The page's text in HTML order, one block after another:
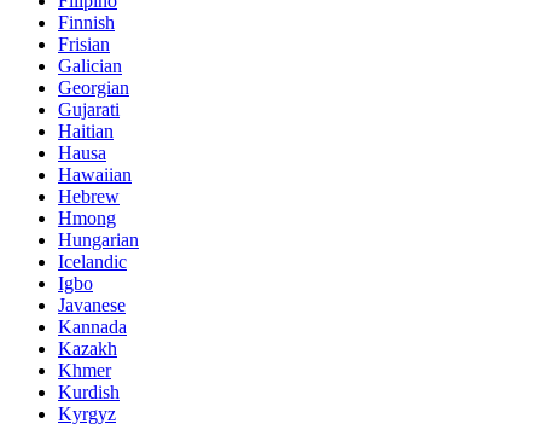
Finnish
Frisian
Galician
Georgian
Gujarati
Haitian
Hausa
Hawaiian
Hebrew
Hmong
Hungarian
Icelandic
Igbo
Javanese
Kannada
Kazakh
Khmer
Kurdish
Kyrgyz